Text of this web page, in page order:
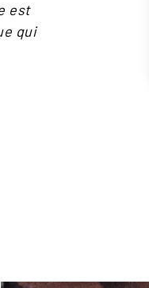
est
qui